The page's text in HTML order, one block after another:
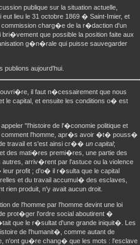
publique sur la situation actuelle,
lieu le 31 octobre 1869 � Saint-Imier, et
charg�e de la r�daction d'un
que possible la position faite aux
g�n�rale qui puisse sauvegarder
aujourd'hui.
il faut n�cessairement que nous
le capital, et ensuite les conditions o� est
"l'histoire de l'�conomie politique et
comment l'homme, apr�s avoir �t� pouss�
travail et s'est ainsi cr�� un capital;
des mati�res premi�res, une partie des
arriv�rent par l'astuce ou la violence
profit ; d'o� il r�sulta que le capital
et du travail accumul� des esclaves,
produit, n'y avait aucun droit.
de l'homme par l'homme devint une loi
prot�ger l'ordre social aboutirent �
que le r�sultat d'une grande iniquit�. Les
de l'humanit�, comme autant de
n'ont gu�re chang� que les mots : l'esclave